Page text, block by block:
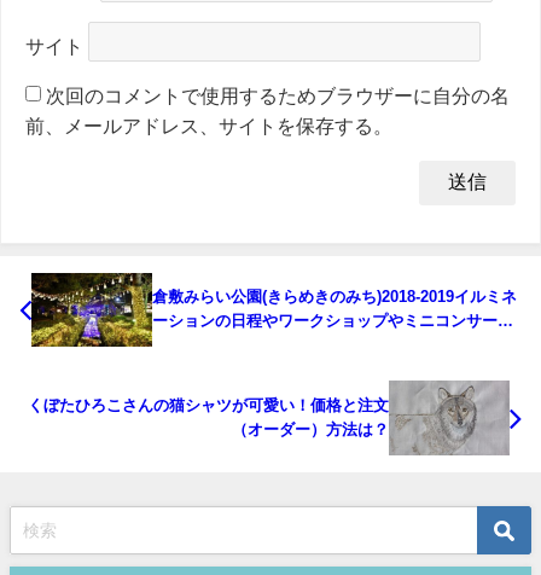
サイト
次回のコメントで使用するためブラウザーに自分の名
前、メールアドレス、サイトを保存する。
倉敷みらい公園(きらめきのみち)2018-2019イルミネ
ーションの日程やワークショップやミニコンサート
くぼたひろこさんの猫シャツが可愛い！価格と注文
（オーダー）方法は？